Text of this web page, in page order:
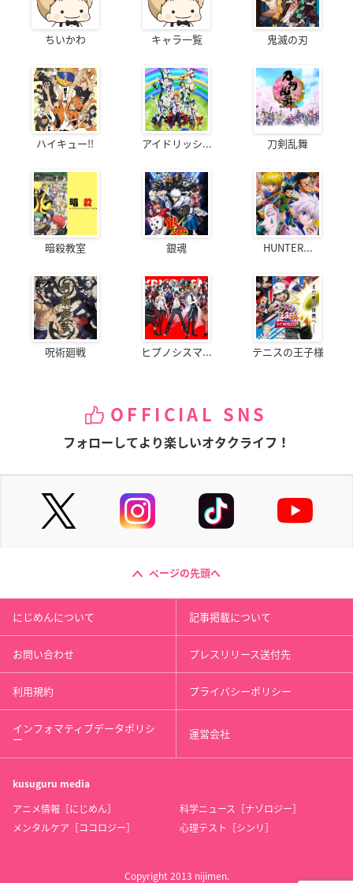
ちいかわ キャラ一覧 鬼滅の刃
ハイキュー!! アイドリッシ... 刀剣乱舞
暗殺教室 銀魂 HUNTER...
呪術廻戦 ヒプノシスマ... テニスの王子様
OFFICIAL SNS
フォローしてより楽しいオタクライフ！
ページの先頭へ
にじめんについて 記事掲載について
お問い合わせ プレスリリース送付先
利用規約 プライバシーポリシー
インフォマティブデータポリシ
ー 運営会社
kusuguru media
アニメ情報［にじめん］
科学ニュース［ナゾロジー］
メンタルケア［ココロジー］
心理テスト［シンリ］
Copyright 2013 nijimen.